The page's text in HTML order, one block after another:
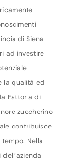
di Siena
ad investire
la qualità ed
Fattoria di
zuccherino
contribuisce
Nella